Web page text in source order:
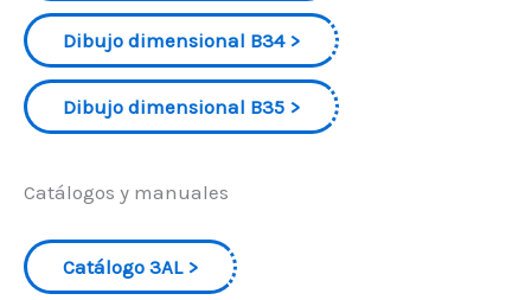
Dibujo dimensional B34
Dibujo dimensional B35
Catálogos y manuales
Catálogo 3AL